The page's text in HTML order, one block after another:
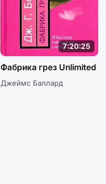
7:20:25
Фабрика грез Unlimited
Джеймс Баллард